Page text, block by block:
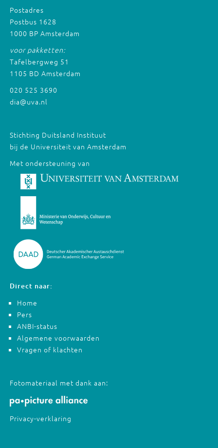
Postadres
Postbus 1628
1000 BP Amsterdam
voor pakketten:
Tafelbergweg 51
1105 BD Amsterdam
020 525 3690
dia@uva.nl
Stichting Duitsland Instituut
bij de Universiteit van Amsterdam
Met ondersteuning van
Direct naar:
Home
Pers
ANBI-status
Algemene voorwaarden
Vragen of klachten
Fotomateriaal met dank aan:
Privacy-verklaring